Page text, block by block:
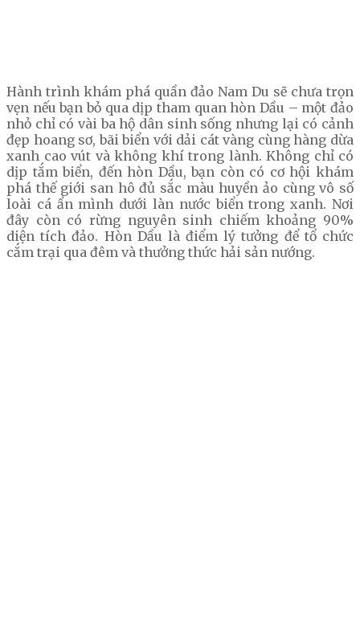
Hành trình khám phá quần đảo Nam Du sẽ chưa trọn
vẹn nếu bạn bỏ qua dịp tham quan hòn Dầu – một đảo
nhỏ chỉ có vài ba hộ dân sinh sống nhưng lại có cảnh
đẹp hoang sơ, bãi biển với dải cát vàng cùng hàng dừa
xanh cao vút và không khí trong lành. Không chỉ có
dịp tắm biển, đến hòn Dầu, bạn còn có cơ hội khám
phá thế giới san hô đủ sắc màu huyền ảo cùng vô số
loài cá ẩn mình dưới làn nước biển trong xanh. Nơi
đây còn có rừng nguyên sinh chiếm khoảng 90%
diện tích đảo. Hòn Dầu là điểm lý tưởng để tổ chức
cắm trại qua đêm và thưởng thức hải sản nướng.